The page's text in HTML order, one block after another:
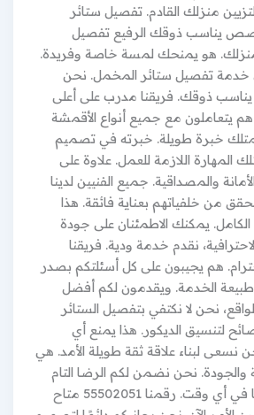
منزلك القادم. تفصيل ستائر
ذوقك الرفيع تفصيل
هو يمنحك لمسة خاصة وفريدة.
خدمة تفصيل ستائر المخمل. نحن
ذوقك. فريقنا مدرب على أعلى
يتعاملون مع جميع أنواع الأقمشة
خبرة طويلة. خبرته في تصميم
المهارة اللازمة للعمل. علاوة على
والمصداقية. جميع الفنيين لدينا
من خلفياتهم بعناية فائقة. هذا
يمكنك الاطمئنان على جودة
نقدم خدمة ودية. فريقنا
هم يجيبون على كل أسئلتكم بصدر
الخدمة. ويقدمون لكم أفضل
نحن لا نكتفي بتفصيل الستائر
لتنسيق الديكور. هذا يمنع أي
لبناء علاقة ثقة طويلة الأمد. هي
نحن نضمن لكم الرضا التام
عن خدمتنا. اتصلوا بنا في أي وقت. رقمنا 55502051 متاح